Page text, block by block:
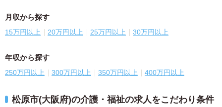
月収から探す
15万円以上 20万円以上 25万円以上 30万円以上
年収から探す
250万円以上 300万円以上 350万円以上 400万円以上
松原市(大阪府)の介護・福祉の求人をこだわり条件